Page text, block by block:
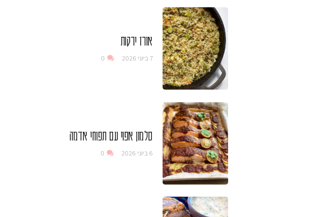
אורז ירקות
7 ביוני 2026 0
סלמון אפוי עם תפוחי אדמה
6 ביוני 2026 0